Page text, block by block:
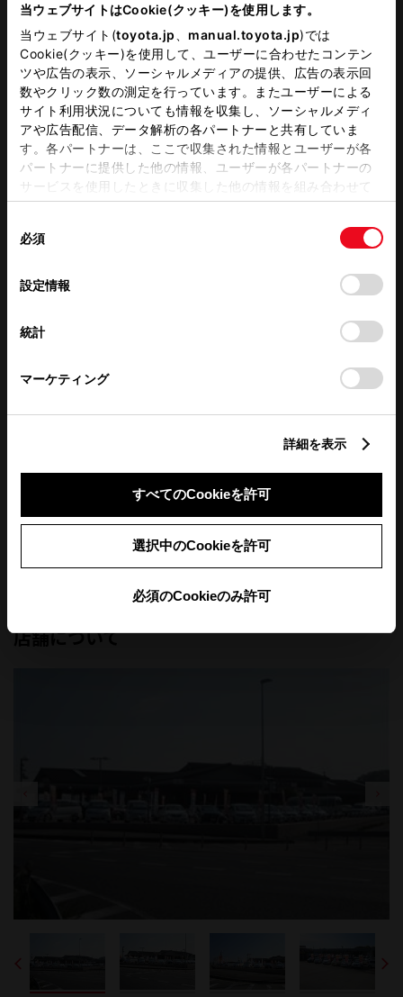
当ウェブサイトはCookie(クッキー)を使用します。
当ウェブサイト(toyota.jp manual.toyota.jp)では
Cookie(クッキー)を使用して、ユーザーに合わせたコンテン
ツや広告の表示、ソーシャルメディアの提供、広告の表示回
数やクリック数の測定を行っています。またユーザーによる
サイト利用状況についても情報を収集し、ソーシャルメディ
アや広告配信、データ解析の各パートナーと共有していま
す。各パートナーは、ここで収集された情報とユーザーが各
パートナーに提供した他の情報、ユーザーが各パートナーの
サービスを使用したときに収集した他の情報を組み合わせて
使用することがあります。当ウェブサイトの使用を続行する
デバイスにすべてのCookie(クッキー)が保存されることに同
意したことになります。Cookie(クッキー)のオプトアウト、
設定の変更、同意を撤回したりするにあたっては、当社の
「Cookie（クッキー）情報の取り扱いについて
」をご覧くだ
必須
設定情報
統計
マーケティング
詳細を表示
すべてのCookieを許可
選択中のCookieを許可
必須のCookieのみ許可
定休日 臨時休業
店舗の地図
店舗について